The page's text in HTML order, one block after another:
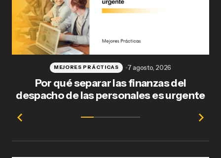
Por qué separar las finanzas del
despacho de las personales es urgente
MEJORES PRÁCTICAS 7 agosto, 2026